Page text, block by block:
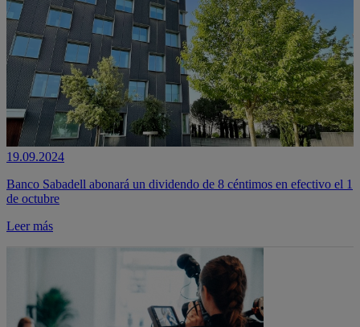
19.09.2024
Banco Sabadell abonará un dividendo de 8 céntimos en efectivo el 1
de octubre
Leer más